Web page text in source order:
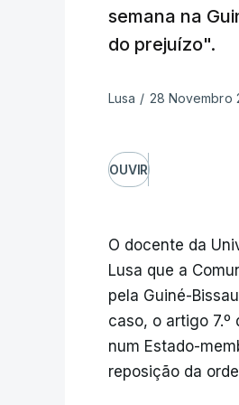
semana na
do prejuízo".
Lusa / 28 Novembro
OUVIR
O docente da
Lusa que a
pela Guiné-
caso, o artigo
num Estado-
reposição da